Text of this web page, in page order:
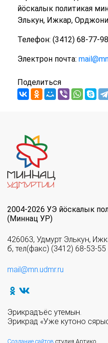
йӧскалык политикая
Элькун, Ижкар,
Телефон: (3412) 68-77-
Электрон почта:
Поделиться
2004-2026 УЭ йöскалык
(Миннац УР)
426063, Удмурт Элькун,
б, тел(факс) (3412) 68-53-55
mail@mn.udmr.ru
Эрикрадъёс утемын.
Эрикрад «Уже кутоно
Создание сайтов студия Артико